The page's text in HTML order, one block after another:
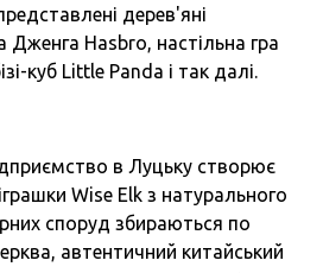
дерев'яні
Дженга Hasbro, настільна гра
куб Little Panda і так далі.
в Луцьку створює
Wise Elk з натурального
споруд збираються по
автентичний китайський